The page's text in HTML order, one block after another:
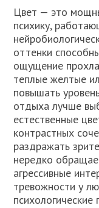
Цвет — это
психику,
оттенки
ощущение
теплые желтые
повышать
отдыха лучше
естественные
контрастных
раздражать
нередко
агрессивные
тревожности у
психологические